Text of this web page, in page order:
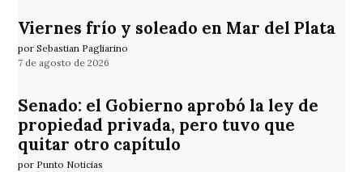
Viernes frío y soleado en Mar del Plata
por Sebastian Pagliarino
7 de agosto de 2026
Senado: el Gobierno aprobó la ley de
propiedad privada, pero tuvo que
quitar otro capítulo
por Punto Noticias